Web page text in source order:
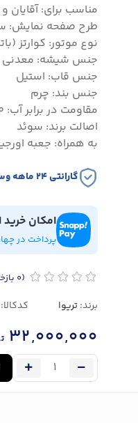
مناسب برای: آقایان و
طرح صفحه نمایش:
نوع موتور: کوارتز
جنس شیشه: معدنی
جنس قاب: استیل
جنس بند: چرم
مقاومت در برابر آب: 50 متر
اصالت برند: سوئد
به همراه: جعبه
گارانتی ۲۴ ماهه وستا سرویس
امکان
پرداخت در
(0
برند:تریوا کدکالا:
32,000,000